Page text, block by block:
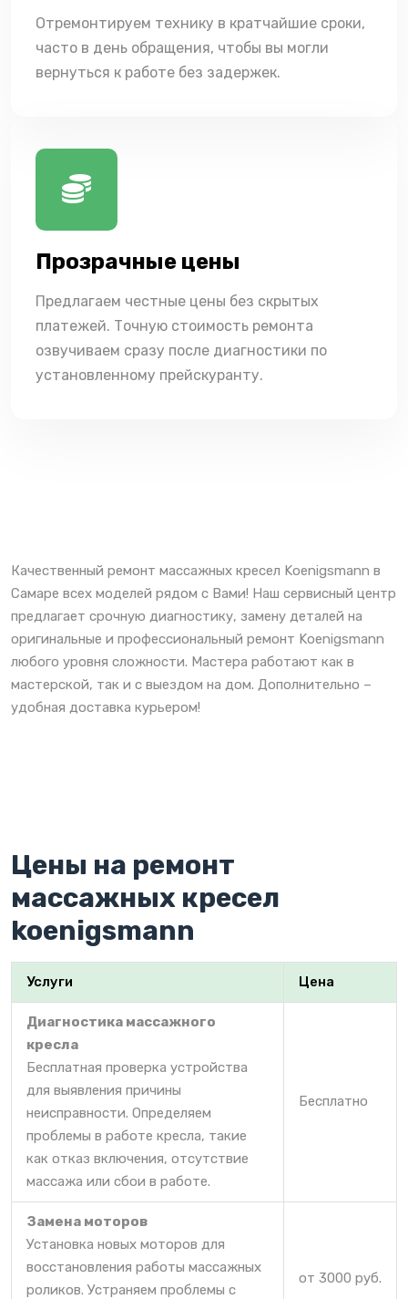
Отремонтируем технику в кратчайшие сроки,
часто в день обращения, чтобы вы могли
вернуться к работе без задержек.
Прозрачные цены
Предлагаем честные цены без скрытых
платежей. Точную стоимость ремонта
озвучиваем сразу после диагностики по
установленному прейскуранту.
Качественный ремонт массажных кресел Koenigsmann в
Самаре всех моделей рядом с Вами! Наш сервисный центр
предлагает срочную диагностику, замену деталей на
оригинальные и профессиональный ремонт Koenigsmann
любого уровня сложности. Мастера работают как в
мастерской, так и с выездом на дом. Дополнительно –
удобная доставка курьером!
Цены на ремонт
массажных кресел
koenigsmann
Услуги Цена
Диагностика массажного
кресла
Бесплатная проверка устройства
для выявления причины
неисправности. Определяем
проблемы в работе кресла, такие
как отказ включения, отсутствие
массажа или сбои в работе.
Бесплатно
Замена моторов
Установка новых моторов для
восстановления работы массажных
роликов. Устраняем проблемы с
от 3000 руб.